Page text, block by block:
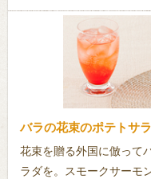
バラの花束のポテトサ
花束を贈る外国に倣って
ラダを。スモークサーモ